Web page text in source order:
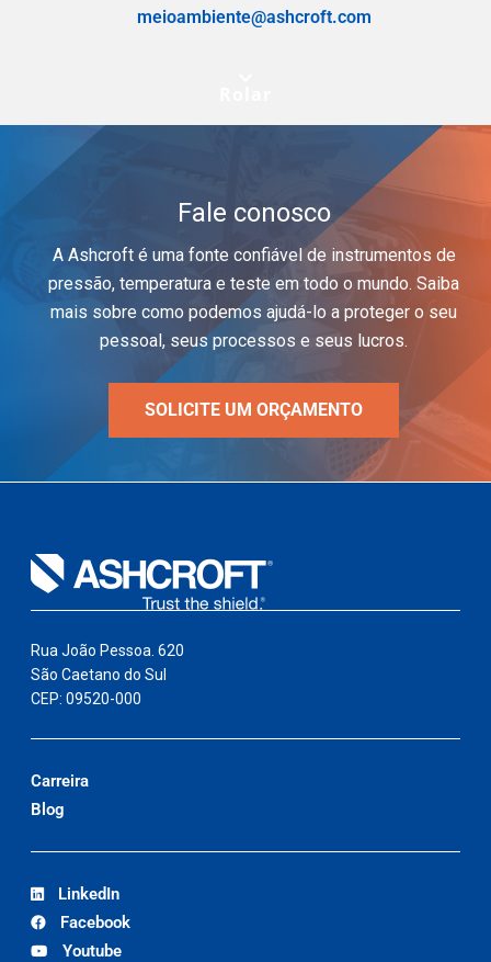
meioambiente@ashcroft.com
Fale conosco
A Ashcroft é uma fonte confiável de instrumentos de
pressão, temperatura e teste em todo o mundo. Saiba
mais sobre como podemos ajudá-lo a proteger o seu
pessoal, seus processos e seus lucros.
SOLICITE UM ORÇAMENTO
Rua João Pessoa. 620
São Caetano do Sul
CEP: 09520-000
Carreira
Blog
LinkedIn
Facebook
Youtube